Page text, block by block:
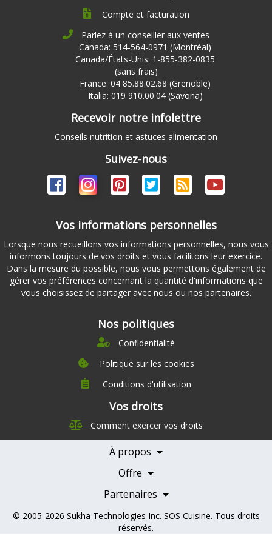
Compte et facturation
Parlez à un conseiller aux ventes
Canada: 514-564-0971 (Montréal)
Canada/États-Unis: 1-855-382-0835
(sans frais)
France: 04 85.88.02.68 (Grenoble)
Italia: 019 910.00.04 (Savona)
Recevoir notre infolettre
Conseils nutrition et astuces alimentation
Suivez-nous
Vos informations personnelles
Lorsque nous recueillons vos informations personnelles, nous vous
informons toujours de vos droits et vous facilitons leur exercice.
Dans la mesure du possible, nous vous permettons également de
gérer vos préférences concernant la quantité d'informations que
vous choisissez de partager avec nous ou nos partenaires.
Nos politiques
Confidentialité
Politique sur les cookies
Conditions d'utilisation
Vos droits
Comment exercer vos droits
À propos
À propos
Nutrition
Offre
Témoignages
Partenaires
Nos partenaires
Devenir Partenaire
Professionnels de la santé
© 2005-2026 Sukha Technologies Inc. SOS Cuisine. Tous droits
réservés.